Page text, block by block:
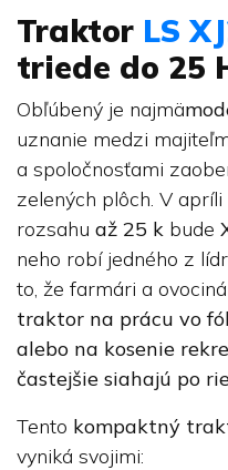
Traktor LS
triede do 25
Obľúbený je najmä
uznanie medzi
a spoločnosťami
zelených plôch. V
rozsahu až 25 k bude
neho robí jedného z
to, že farmári a
traktor na prácu vo
alebo na kosenie
častejšie siahajú po
Tento kompaktný
vyniká svojimi: